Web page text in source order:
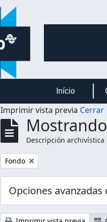
Início
Imprimir vista previa Cerrar
Descripción archivística
Remove filter:
Fondo
Opciones avanzadas